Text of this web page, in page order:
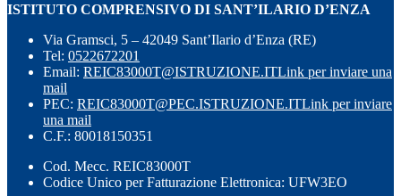
ISTITUTO COMPRENSIVO DI SANT’ILARIO D’ENZA
Via Gramsci, 5 – 42049 Sant’Ilario d’Enza (RE)
Tel: 0522672201
Email: REIC83000T@ISTRUZIONE.ITLink per inviare una
mail
PEC: REIC83000T@PEC.ISTRUZIONE.ITLink per inviare
una mail
C.F.: 80018150351
Cod. Mecc. REIC83000T
Codice Unico per Fatturazione Elettronica: UFW3EO